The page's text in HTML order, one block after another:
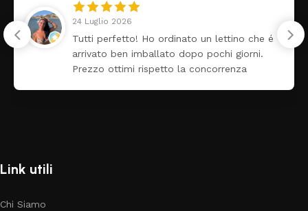
24 Luglio 2026
Tutti perfetto! Ho ordinato un lettino che é
arrivato ben imballato dopo pochi giorni.
Prezzo ottimi rispetto la concorrenza
Link utili
Chi Siamo